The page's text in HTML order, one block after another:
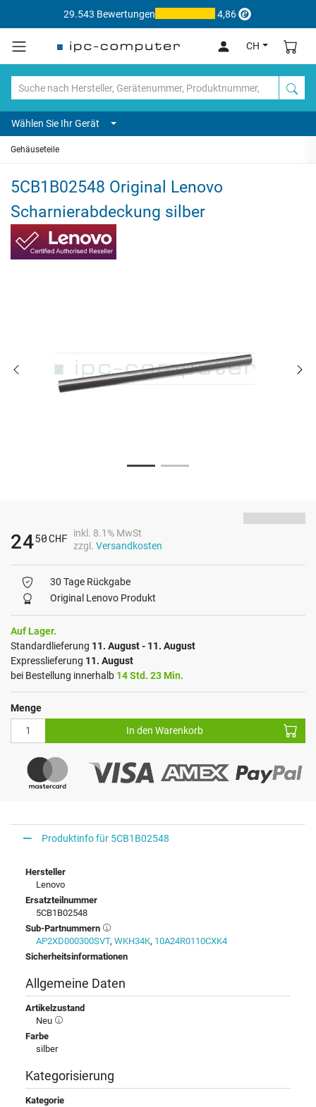
29.543 Bewertungen 4,86
CH
Wählen Sie Ihr Gerät
Gehäuseteile
5CB1B02548 Original Lenovo
Scharnierabdeckung silber
2450CHF
inkl. 8.1% MwSt
zzgl. Versandkosten
30 Tage Rückgabe
Original Lenovo Produkt
Auf Lager.
Standardlieferung 11. August - 11. August
Expresslieferung 11. August
bei Bestellung innerhalb 14 Std. 23 Min.
Menge
In den Warenkorb
Produktinfo für 5CB1B02548
Hersteller
Lenovo
Ersatzteilnummer
5CB1B02548
Sub-Partnummern
AP2XD000300SVT, WKH34K, 10A24R0110CXK4
Sicherheitsinformationen
Allgemeine Daten
Artikelzustand
Neu
Farbe
silber
Kategorisierung
Kategorie